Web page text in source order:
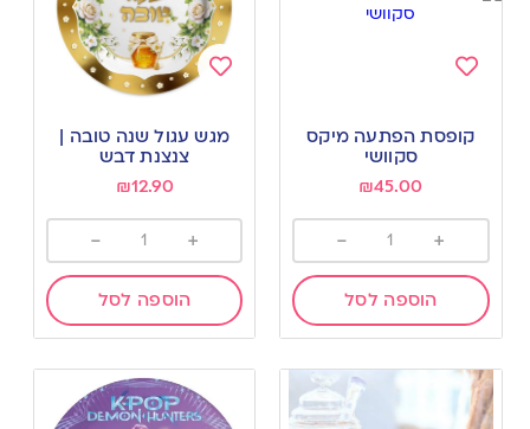
to
wishlist
קופסת הפתעה מיקס
סקוושי
₪45.00
+
-
הוספה לסל
to
wishlist
מגש עגול שנה טובה |
צנצנת דבש
₪12.90
+
-
הוספה לסל